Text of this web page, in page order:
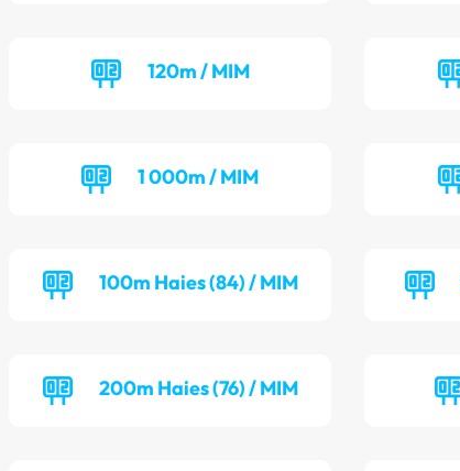
120m / MIM
1 000m / MIM
100m Haies (84) / MIM
200m Haies (76) / MIM